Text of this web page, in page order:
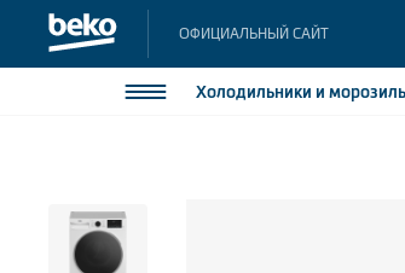
ОФИЦИАЛЬНЫЙ САЙТ
Холодильники и
Стиральные и сушильные машины
Посудомоечные машины